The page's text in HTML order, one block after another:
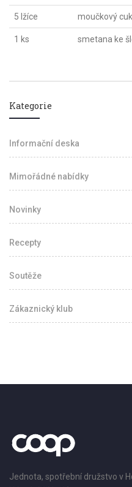
5 lžíce moučkový
1 ks smetana ke
Kategorie
Informační deska
Mimořádné nabídky
Novinky
Recepty
Soutěže
Zákaznický klub
Jednota, spotřební družstvo v